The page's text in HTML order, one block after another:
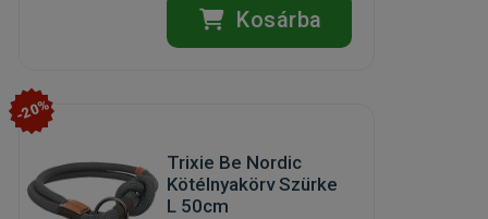
Kosárba
-20%
Trixie Be Nordic
Kötélnyakörv Szürke
L 50cm